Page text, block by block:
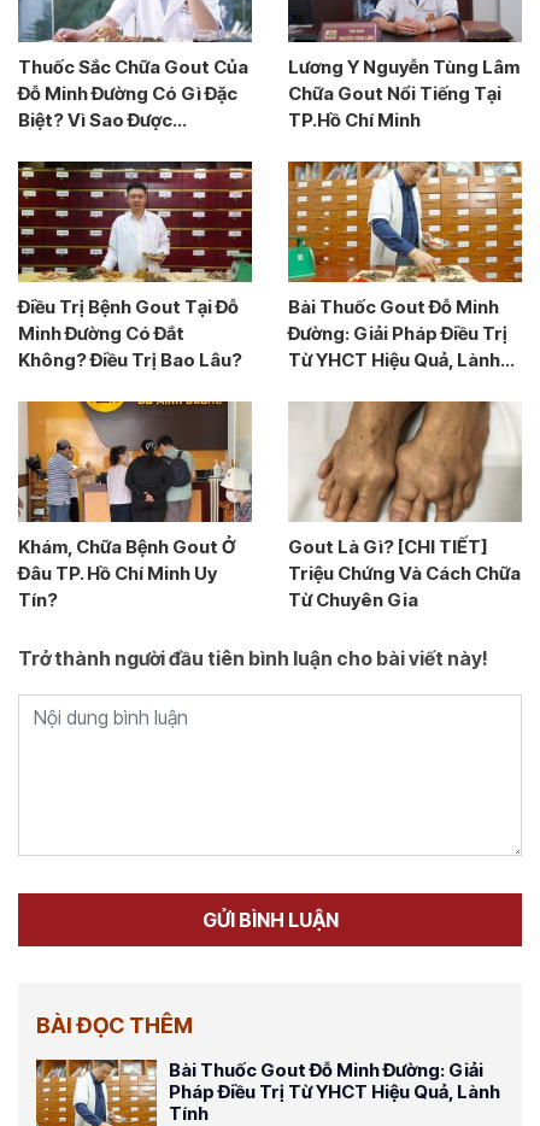
Thuốc Sắc Chữa Gout Của
Đỗ Minh Đường Có Gì Đặc
Biệt? Vì Sao Được...
Lương Y Nguyễn Tùng Lâm
Chữa Gout Nổi Tiếng Tại
TP.Hồ Chí Minh
Điều Trị Bệnh Gout Tại Đỗ
Minh Đường Có Đắt
Không? Điều Trị Bao Lâu?
Bài Thuốc Gout Đỗ Minh
Đường: Giải Pháp Điều Trị
Từ YHCT Hiệu Quả, Lành...
Khám, Chữa Bệnh Gout Ở
Đâu TP. Hồ Chí Minh Uy
Tín?
Gout Là Gì? [CHI TIẾT]
Triệu Chứng Và Cách Chữa
Từ Chuyên Gia
Trở thành người đầu tiên bình luận cho bài viết này!
BÀI ĐỌC THÊM
Bài Thuốc Gout Đỗ Minh Đường: Giải
Pháp Điều Trị Từ YHCT Hiệu Quả, Lành
Tính